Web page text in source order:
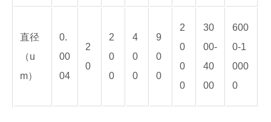
直径
（u
m）
0.
00
04
2
0
2
0
0
4
0
0
9
0
0
2
0
0
0
30
00-
40
00
600
0-1
000
0